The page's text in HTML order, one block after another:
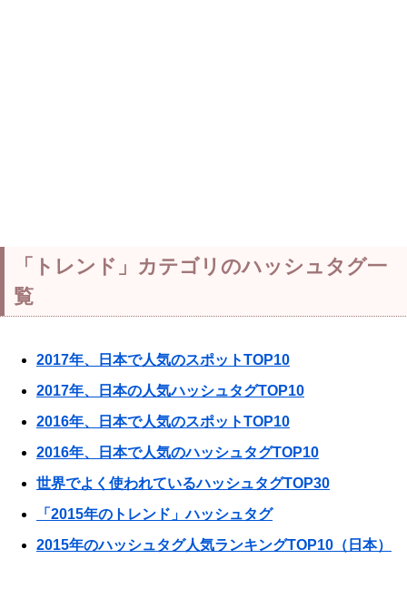
「トレンド」カテゴリのハッシュタグ一
覧
2017年、日本で人気のスポットTOP10
2017年、日本の人気ハッシュタグTOP10
2016年、日本で人気のスポットTOP10
2016年、日本で人気のハッシュタグTOP10
世界でよく使われているハッシュタグTOP30
「2015年のトレンド」ハッシュタグ
2015年のハッシュタグ人気ランキングTOP10（日本）